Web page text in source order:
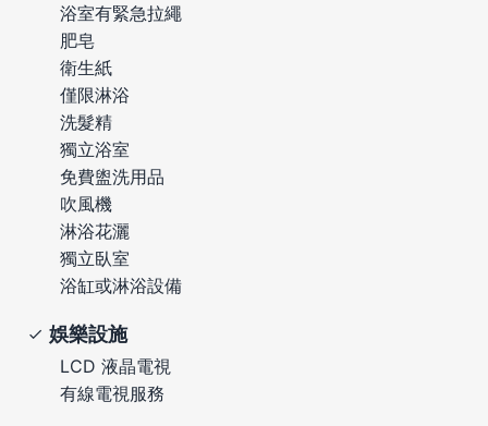
浴室有緊急拉繩
肥皂
衛生紙
僅限淋浴
洗髮精
獨立浴室
免費盥洗用品
吹風機
淋浴花灑
獨立臥室
浴缸或淋浴設備
娛樂設施
LCD 液晶電視
有線電視服務